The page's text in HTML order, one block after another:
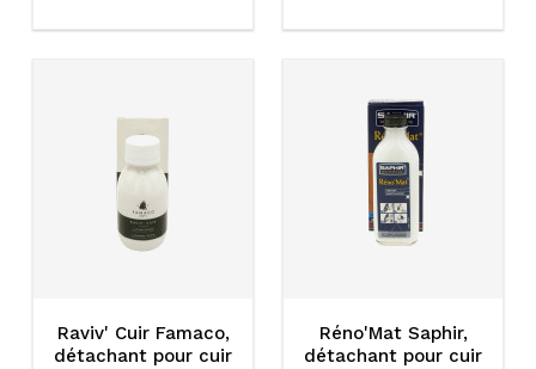
Raviv' Cuir Famaco,
détachant pour cuir
Réno'Mat Saphir,
détachant pour cuir